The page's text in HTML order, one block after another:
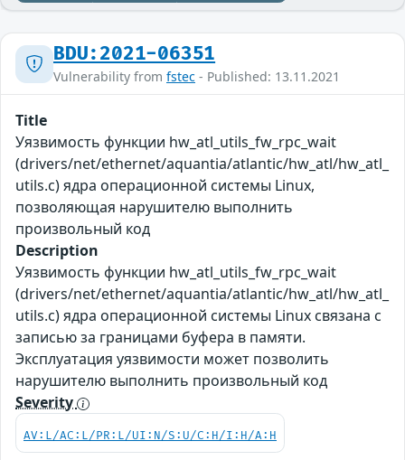
BDU:2021-06351
Vulnerability from fstec - Published: 13.11.2021
Title
Уязвимость функции hw_atl_utils_fw_rpc_wait
(drivers/net/ethernet/aquantia/atlantic/hw_atl/hw_atl_
utils.c) ядра операционной системы Linux,
позволяющая нарушителю выполнить
произвольный код
Description
Уязвимость функции hw_atl_utils_fw_rpc_wait
(drivers/net/ethernet/aquantia/atlantic/hw_atl/hw_atl_
utils.c) ядра операционной системы Linux связана с
записью за границами буфера в памяти.
Эксплуатация уязвимости может позволить
нарушителю выполнить произвольный код
Severity
AV:L/AC:L/PR:L/UI:N/S:U/C:H/I:H/A:H